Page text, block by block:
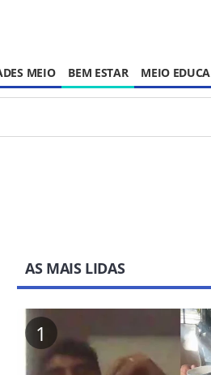
MEIO BEM ESTAR MEIO EDUCA
AS MAIS LIDAS
1